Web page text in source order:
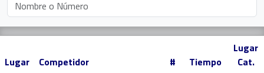
Lugar Competidor # Tiempo
Lugar
Cat.